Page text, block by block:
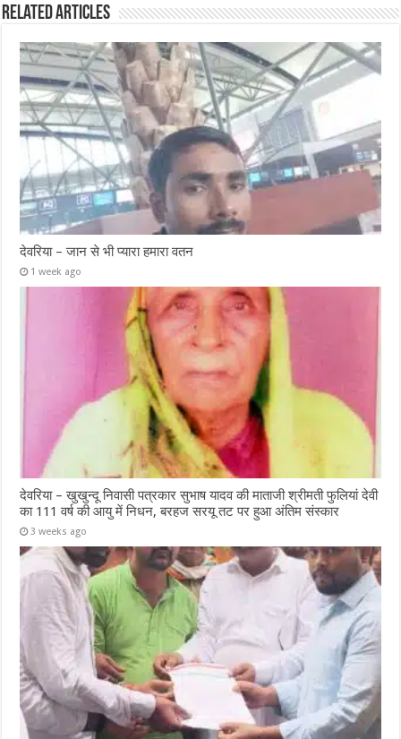
Related Articles
देवरिया – जान से भी प्यारा हमारा वतन
1 week ago
देवरिया – खुखुन्दू निवासी पत्रकार सुभाष यादव की माताजी श्रीमती फुलियां देवी
का 111 वर्ष की आयु में निधन, बरहज सरयू तट पर हुआ अंतिम संस्कार
3 weeks ago